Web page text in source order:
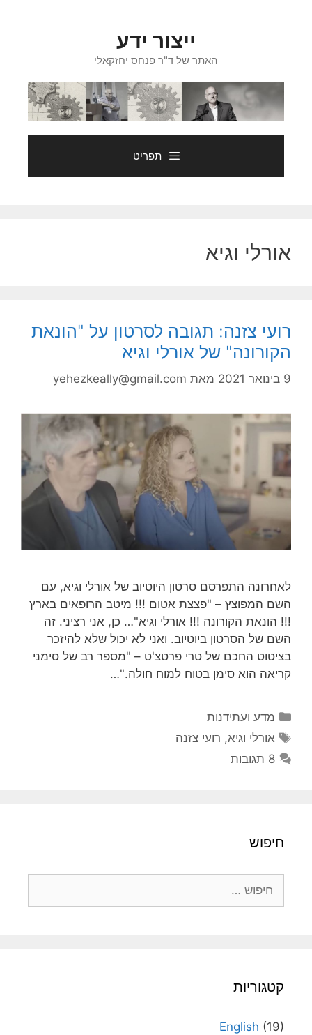
ייצור ידע
האתר של ד"ר פנחס יחזקאלי
תפריט
אורלי וגיא
רועי צזנה: תגובה לסרטון על "הונאת
הקורונה" של אורלי וגיא
9 בינואר 2021 מאת yehezkeally@gmail.com
לאחרונה התפרסם סרטון היוטיוב של אורלי וגיא, עם
השם המפוצץ – "פצצת אטום !!! מיטב הרופאים בארץ
!!! הונאת הקורונה !!! אורלי וגיא"… כן, אני רציני. זה
השם של הסרטון ביוטיוב. ואני לא יכול שלא להיזכר
בציטוט החכם של טרי פרטצ'ט – "מספר רב של סימני
קריאה הוא סימן בטוח למוח חולה."…
קטגוריות
מדע ועתידנות
תגיות
אורלי וגיא, רועי צזנה
8 תגובות
חיפוש
קטגוריות
English (19)